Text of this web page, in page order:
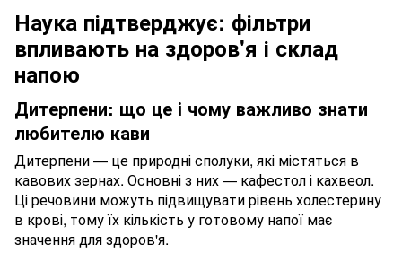
Наука підтверджує: фільтри
впливають на здоров'я і склад
напою
Дитерпени: що це і чому важливо знати
любителю кави
Дитерпени — це природні сполуки, які містяться в
кавових зернах. Основні з них — кафестол і кахвеол.
Ці речовини можуть підвищувати рівень холестерину
в крові, тому їх кількість у готовому напої має
значення для здоров'я.